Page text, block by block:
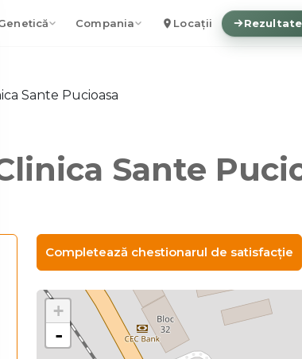
Compania Locații
Sante Pucioasa
Sante
Completează chestionarul de satisfacție
+
-